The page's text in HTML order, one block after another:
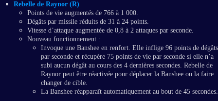
Rebelle de Raynor (R)
Points de vie augmentés de 766 à 1 000.
Dégâts par missile réduits de 31 à 24 points.
Vitesse d’attaque augmentée de 0,8 à 2 attaques par seconde.
Nouveau fonctionnement :
Invoque une Banshee en renfort. Elle inflige 96 points de dégâts
par seconde et récupère 75 points de vie par seconde si elle n’a
subi aucun dégât au cours des 4 dernières secondes. Rebelle de
Raynor peut être réactivée pour déplacer la Banshee ou la faire
changer de cible.
La Banshee réapparaît automatiquement au bout de 45 secondes.